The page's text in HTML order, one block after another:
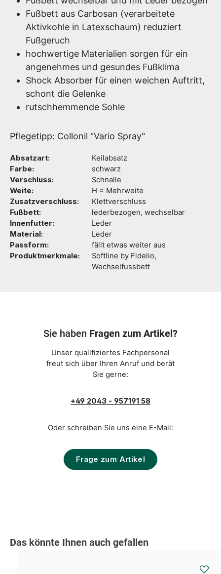
Fußbett aus Carbosan (verarbeitete
Aktivkohle in Latexschaum) reduziert
Fußgeruch
hochwertige Materialien sorgen für ein
angenehmes und gesundes Fußklima
Shock Absorber für einen weichen Auftritt,
schont die Gelenke
rutschhemmende Sohle
Pflegetipp: Collonil "Vario Spray"
Absatzart:
Keilabsatz
Farbe:
schwarz
Verschluss:
Schnalle
Weite:
H = Mehrweite
Zusatzverschluss:
Klettverschluss
Fußbett:
lederbezogen, wechselbar
Innenfutter:
Leder
Material:
Leder
Passform:
fällt etwas weiter aus
Produktmerkmale:
Softline by Fidelio,
Wechselfussbett
Sie haben Fragen zum Artikel?
Unser qualifiziertes Fachpersonal
freut sich über Ihren Anruf und berät
Sie gerne:
+49 2043 - 957191 58
Oder schreiben Sie uns eine E-Mail:
Frage zum Artikel
Produktgalerie überspringen
Das könnte Ihnen auch gefallen